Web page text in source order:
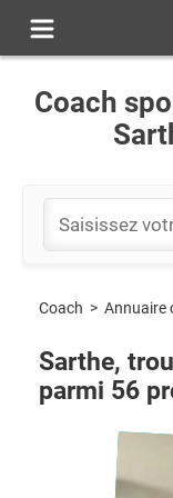
Coach
Coach > Annuaire
Sarthe,
parmi 56